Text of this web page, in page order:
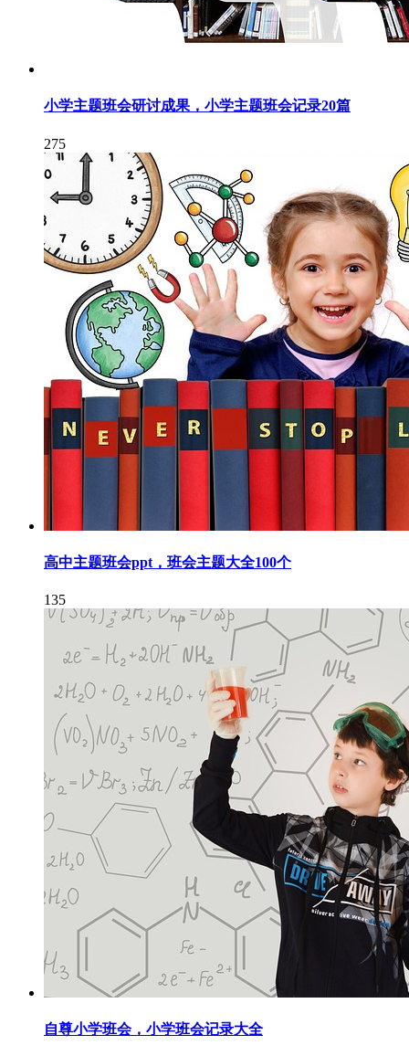
小学主题班会研讨成果，小学主题班会记录20篇
275
高中主题班会ppt，班会主题大全100个
135
自尊小学班会，小学班会记录大全